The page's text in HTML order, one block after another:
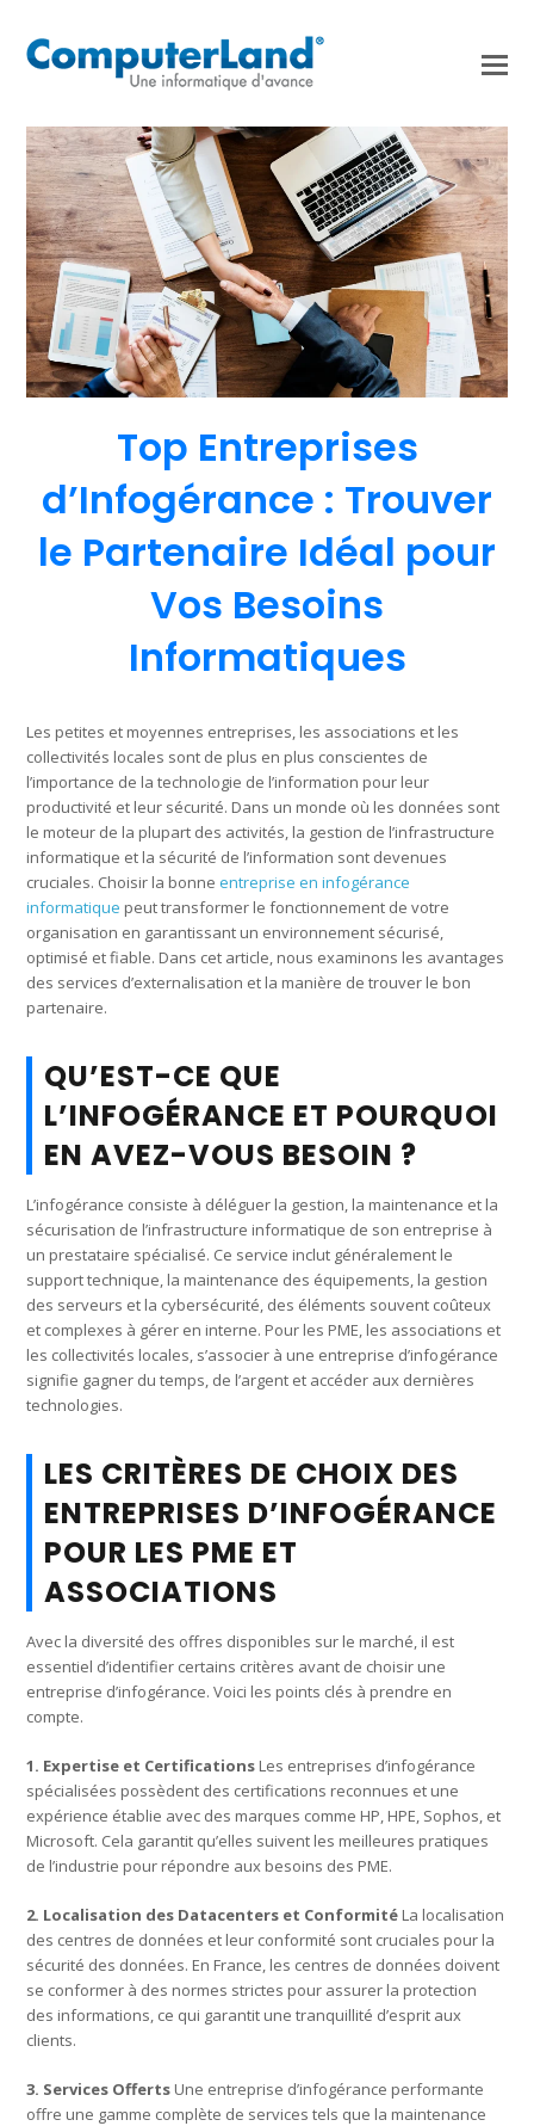
Top Entreprises
d’Infogérance : Trouver
le Partenaire Idéal pour
Vos Besoins
Informatiques
Les petites et moyennes entreprises, les associations et les
collectivités locales sont de plus en plus conscientes de
l’importance de la technologie de l’information pour leur
productivité et leur sécurité. Dans un monde où les données sont
le moteur de la plupart des activités, la gestion de l’infrastructure
informatique et la sécurité de l’information sont devenues
cruciales. Choisir la bonneentreprise en infogérance
informatique peut transformer le fonctionnement de votre
organisation en garantissant un environnement sécurisé,
optimisé et fiable. Dans cet article, nous examinons les avantages
des services d’externalisation et la manière de trouver le bon
partenaire.
QU’EST-CE QUE
L’INFOGÉRANCE ET POURQUOI
EN AVEZ-VOUS BESOIN ?
L’infogérance consiste à déléguer la gestion, la maintenance et la
sécurisation de l’infrastructure informatique de son entreprise à
un prestataire spécialisé. Ce service inclut généralement le
support technique, la maintenance des équipements, la gestion
des serveurs et la cybersécurité, des éléments souvent coûteux
et complexes à gérer en interne. Pour les PME, les associations et
les collectivités locales, s’associer à une entreprise d’infogérance
signifie gagner du temps, de l’argent et accéder aux dernières
technologies.
LES CRITÈRES DE CHOIX DES
ENTREPRISES D’INFOGÉRANCE
POUR LES PME ET
ASSOCIATIONS
Avec la diversité des offres disponibles sur le marché, il est
essentiel d’identifier certains critères avant de choisir une
entreprise d’infogérance. Voici les points clés à prendre en
compte.
1. Expertise et Certifications Les entreprises d’infogérance
spécialisées possèdent des certifications reconnues et une
expérience établie avec des marques comme HP, HPE, Sophos, et
Microsoft. Cela garantit qu’elles suivent les meilleures pratiques
de l’industrie pour répondre aux besoins des PME.
2. Localisation des Datacenters et Conformité La localisation
des centres de données et leur conformité sont cruciales pour la
sécurité des données. En France, les centres de données doivent
se conformer à des normes strictes pour assurer la protection
des informations, ce qui garantit une tranquillité d’esprit aux
clients.
3. Services Offerts Une entreprise d’infogérance performante
offre une gamme complète de services tels que la maintenance